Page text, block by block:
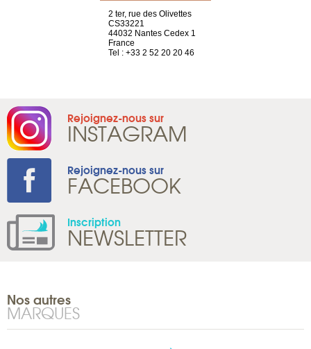
2 ter, rue des Olivettes
CS33221
44032 Nantes Cedex 1
France
Tel : +33 2 52 20 20 46
Rejoignez-nous sur
INSTAGRAM
Rejoignez-nous sur
FACEBOOK
Inscription
NEWSLETTER
Nos autres
MARQUES